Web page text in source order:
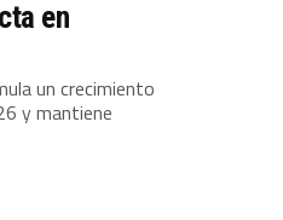
en
un crecimiento
y mantiene